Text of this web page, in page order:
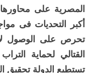
المصرية على محاورها
أكبر التحديات فى
تحرص على الوصول
القتالي لحماية
تستطيع الدولة تحقيق